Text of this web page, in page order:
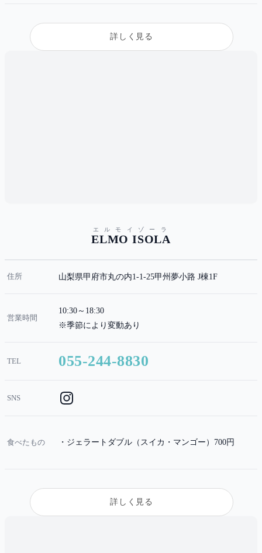
詳しく見る
ELMO ISOLA
エルモイゾーラ
住所 山梨県甲府市丸の内1-1-25甲州夢小路 J棟1F
営業時間
10:30～18:30
※季節により変動あり
TEL 055-244-8830
SNS
食べたもの ジェラートダブル（スイカ・マンゴー）700円
詳しく見る